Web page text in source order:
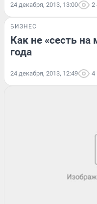
24 декабря, 2013, 13:00 2
БИЗНЕС
Как не «сесть на
года
24 декабря, 2013, 12:49 4